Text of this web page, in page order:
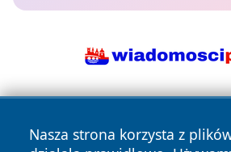
Nasza strona korzysta z